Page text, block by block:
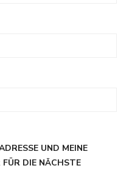
UND MEINE
DIE NÄCHSTE